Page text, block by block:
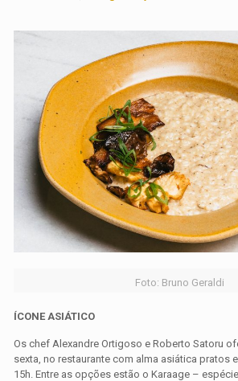
Foto: Bruno Geraldi
ÍCONE ASIÁTICO
Os chef Alexandre Ortigoso e Roberto Satoru
sexta, no restaurante com alma asiática pratos
15h. Entre as opções estão o Karaage –